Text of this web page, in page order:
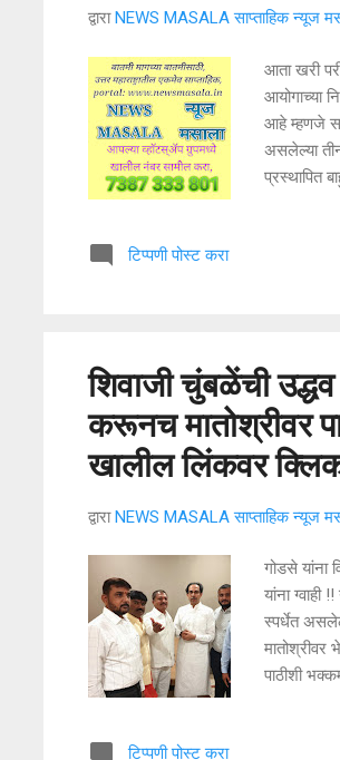
द्वाराNEWS MASALA साप्ताहिक न्यूज
आता खरी
आयोगाच्या
आहे म्हणजे
असलेल्या
प्रस्थापित
होतील त्या
टिप्पणी पोस्ट करा
शिवाजी चुंबळेंची
करूनच मातोश्रीवर
खालील लिंकवर
द्वाराNEWS MASALA साप्ताहिक न्यूज
गोडसे यांना
यांना
स्पर्धेत
मातोश्रीवर
पाठीशी
पक्षाने
टिप्पणी पोस्ट करा